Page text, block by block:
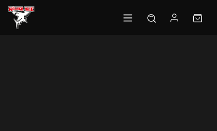
Zum Hauptinhalt springen